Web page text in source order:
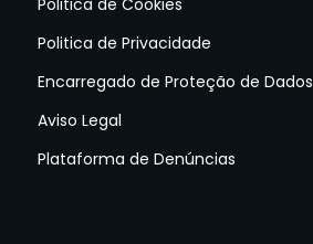
Politica de Cookies
Politica de Privacidade
Encarregado de Proteção de Dados
Aviso Legal
Plataforma de Denúncias